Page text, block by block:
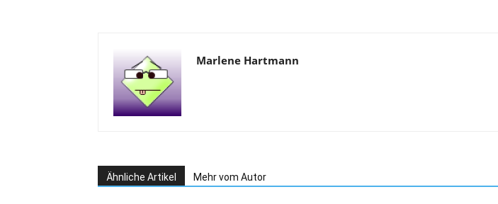
Marlene Hartmann
Ähnliche Artikel Mehr vom Autor